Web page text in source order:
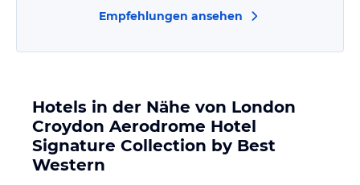
Empfehlungen ansehen
Hotels in der Nähe von London
Croydon Aerodrome Hotel
Signature Collection by Best
Western